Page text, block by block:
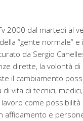
2000 dal martedì al
“gente normale”
da Sergio
dirette, la volontà di
il cambiamento
vita di tecnici,
come
affidamento e